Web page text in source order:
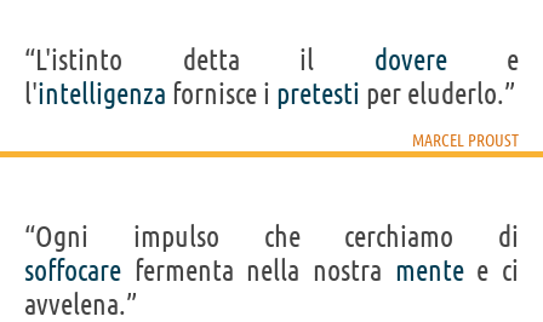
“L'istinto detta il doveree
l'intelligenza fornisce i pretesti per eluderlo.”
MARCEL PROUST
“Ogni impulso che cerchiamo di
soffocare fermenta nella nostra mentee ci
avvelena.”